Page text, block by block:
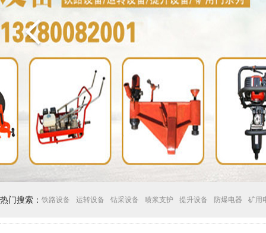
热门搜索： 铁路设备 运转设备 钻采设备 喷浆支护 提升设备 防爆电器 矿用